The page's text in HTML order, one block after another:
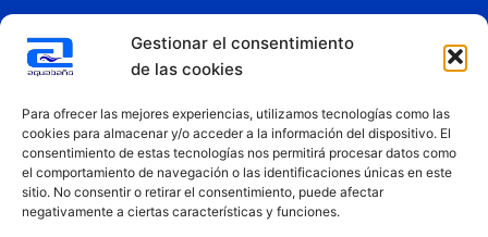
Gestionar el consentimiento
de las cookies
Para ofrecer las mejores experiencias, utilizamos tecnologías como las
cookies para almacenar y/o acceder a la información del dispositivo. El
consentimiento de estas tecnologías nos permitirá procesar datos como
el comportamiento de navegación o las identificaciones únicas en este
sitio. No consentir o retirar el consentimiento, puede afectar
negativamente a ciertas características y funciones.
Política de privacidad
Condiciones de uso
Copyright © 2026 Aquabaño | Todos los derechos reservados
Diseñado porInnovation Studio